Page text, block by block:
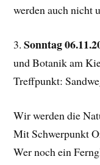
werden auch nicht
3.Sonntag
und Botanik am
Treffpunkt:
Wir werden die
Mit Schwerpunkt
Wer noch ein